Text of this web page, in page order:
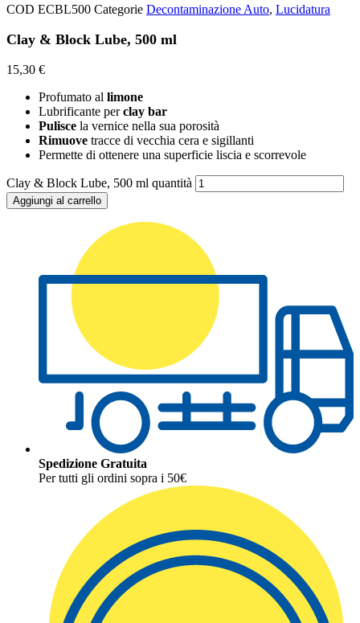
COD ECBL500 Categorie Decontaminazione Auto, Lucidatura
Clay & Block Lube, 500 ml
15,30 €
Profumato al limone
Lubrificante perclay bar
Pulisce la vernice nella sua porosità
Rimuove tracce di vecchia cera e sigillanti
Permette di ottenere una superficie liscia e scorrevole
Clay & Block Lube, 500 ml quantità
Aggiungi al carrello
Spedizione Gratuita
Per tutti gli ordini sopra i 50€